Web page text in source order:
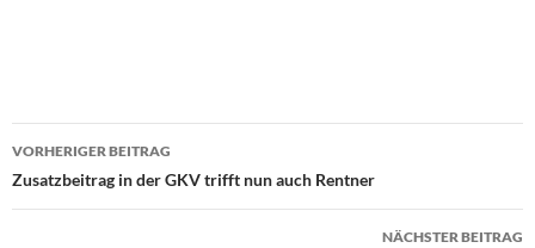
Beitrags-
Navigation
VORHERIGER BEITRAG
Zusatzbeitrag in der GKV trifft nun auch Rentner
NÄCHSTER BEITRAG